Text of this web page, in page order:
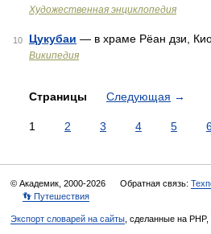
Художественная энциклопедия
10 Цукубаи — в храме Рёан дзи,
Википедия
Страницы Следующая →
1 2 3 4 5
© Академик, 2000-2026 Обратная связь:
👣 Путешествия
Экспорт словарей на сайты , сделанные на PHP,